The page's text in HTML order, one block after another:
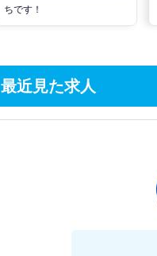
ちです！
最近見た求人